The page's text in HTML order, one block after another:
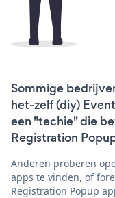
Sommige
het-zelf (diy)
een "techie" die
Registration
Anderen proberen
apps te vinden, of
Registration Popup